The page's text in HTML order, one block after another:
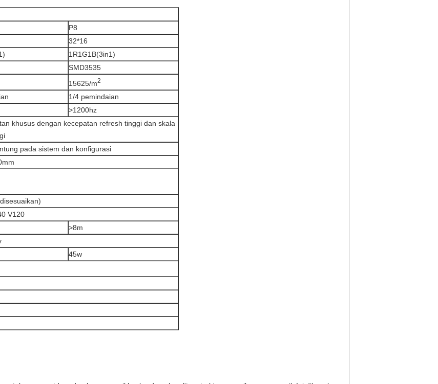
P8
32*16
1R1G1B(3in1)
SMD3535
15625/m2
1/4 pemindaian
>1200hz
khusus dengan kecepatan refresh tinggi dan skala
pada sistem dan konfigurasi
V120
>8m
45w